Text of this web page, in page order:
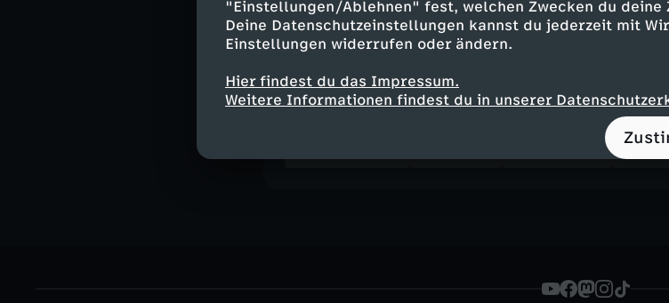
"Einstellungen/Ablehnen" fest, welchen Zwecken du
Deine Datenschutzeinstellungen kannst du jederzeit mit
Einstellungen widerrufen oder ändern.
Hier findest du das Impressum.
Weitere Informationen findest du in unserer
Moderation - Ralph Szepanski